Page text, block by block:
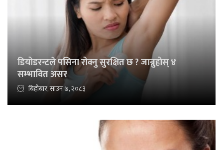
डियोडरन्टले पसिना रोक्नु सुरक्षित छ ? जान्नुहोस् ४
सम्भावित असर
बिहीबार, साउन ७, २०८३